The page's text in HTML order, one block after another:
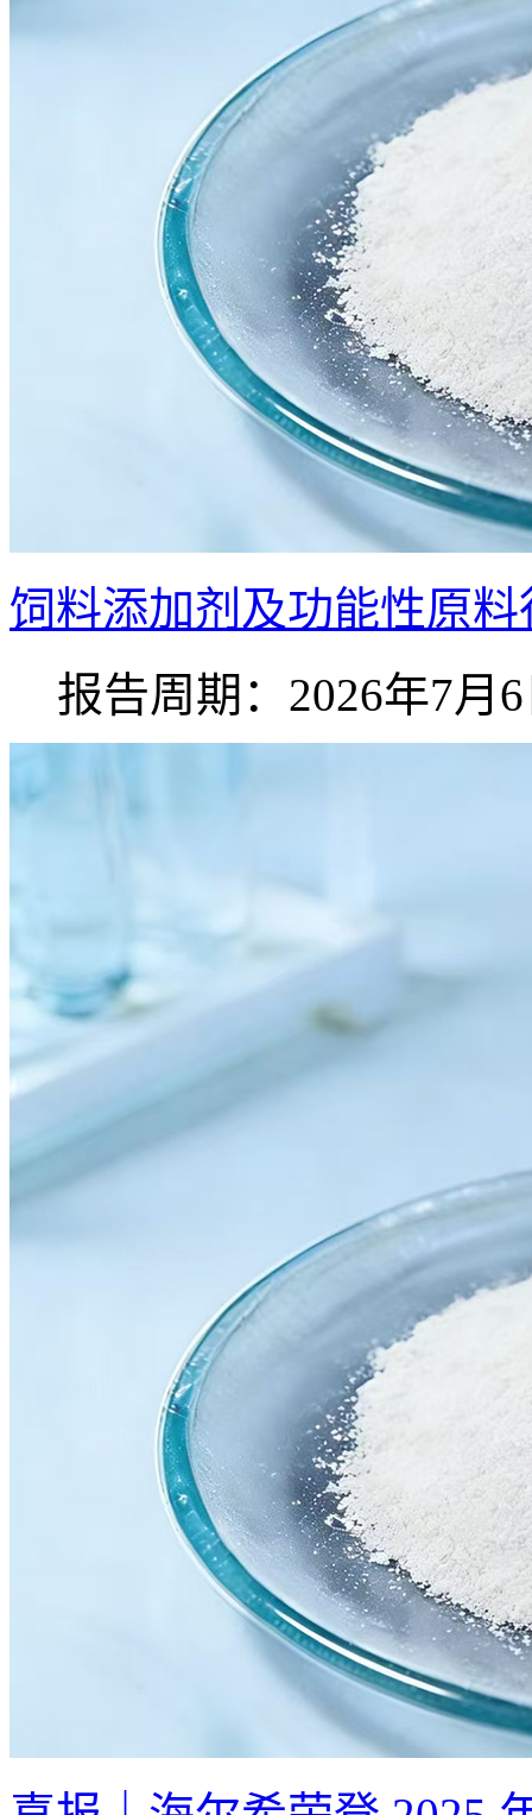
饲料添加剂及功能性原
报告周期：2026年7月